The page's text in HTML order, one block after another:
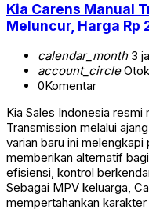
Kia Carens Manual
Meluncur, Harga Rp
calendar_month3
account_circle
0Komentar
Kia Sales Indonesia resmi
Transmission melalui
varian baru ini
memberikan alternatif
efisiensi, kontrol
Sebagai MPV keluarga,
mempertahankan